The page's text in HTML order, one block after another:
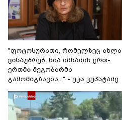
"ფოტოსურათი, რომელზეც ახლა
ვისაუბრებ, ნია იმნაძის ერთ-
ერთმა მეგობარმა
გამომიგზავნა..." - ეკა კუპატაძე